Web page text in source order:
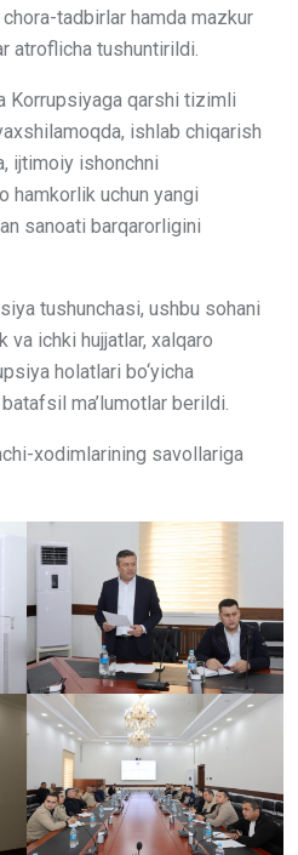
tadbirlar hamda mazkur
atroflicha tushuntirildi.
Korrupsiyaga qarshi tizimli
ishlab chiqarish
ijtimoiy ishonchni
hamkorlik uchun yangi
sanoati barqarorligini
tushunchasi, ushbu sohani
ichki hujjatlar, xalqaro
holatlari bo‘yicha
ma’lumotlar berildi.
xodimlarining savollariga